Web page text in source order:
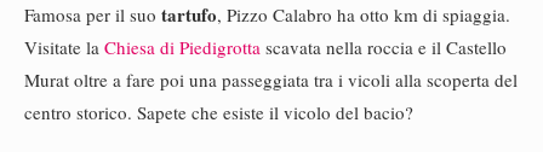
Famosa per il suo tartufo, Pizzo Calabro ha otto km di spiaggia.
Visitate la Chiesa di Piedigrotta scavata nella roccia e il Castello
Murat oltre a fare poi una passeggiata tra i vicoli alla scoperta del
centro storico. Sapete che esiste il vicolo del bacio?